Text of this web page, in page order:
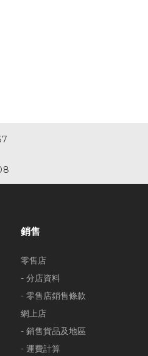
銷售
零售店
- 分店資料
- 零售店銷售條款
網上店
- 銷售貨品及地區
- 運費計算